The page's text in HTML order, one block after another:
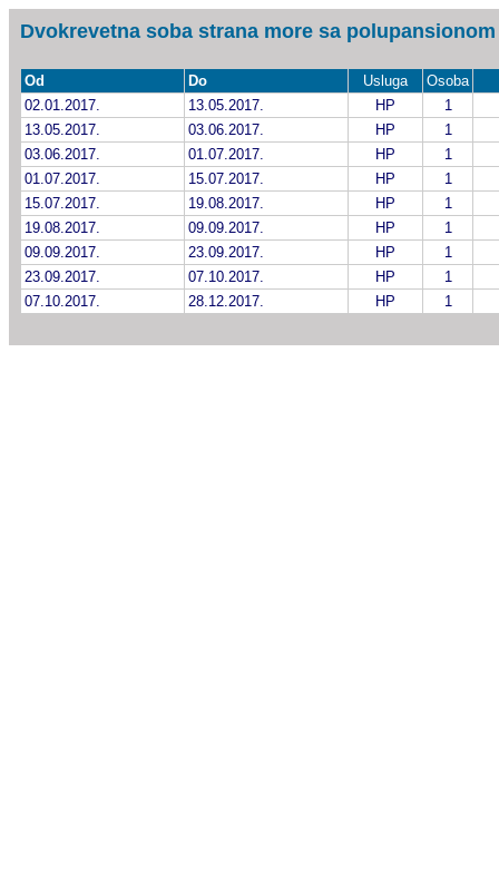
Dvokrevetna soba strana more sa polupansionom
Od Do Usluga
Osoba
02.01.2017.
13.05.2017. HP
1
13.05.2017.
03.06.2017. HP
1
03.06.2017.
01.07.2017. HP
1
01.07.2017.
15.07.2017. HP
1
15.07.2017.
19.08.2017. HP
1
19.08.2017.
09.09.2017. HP
1
09.09.2017.
23.09.2017. HP
1
23.09.2017.
07.10.2017. HP
1
07.10.2017.
28.12.2017. HP 1